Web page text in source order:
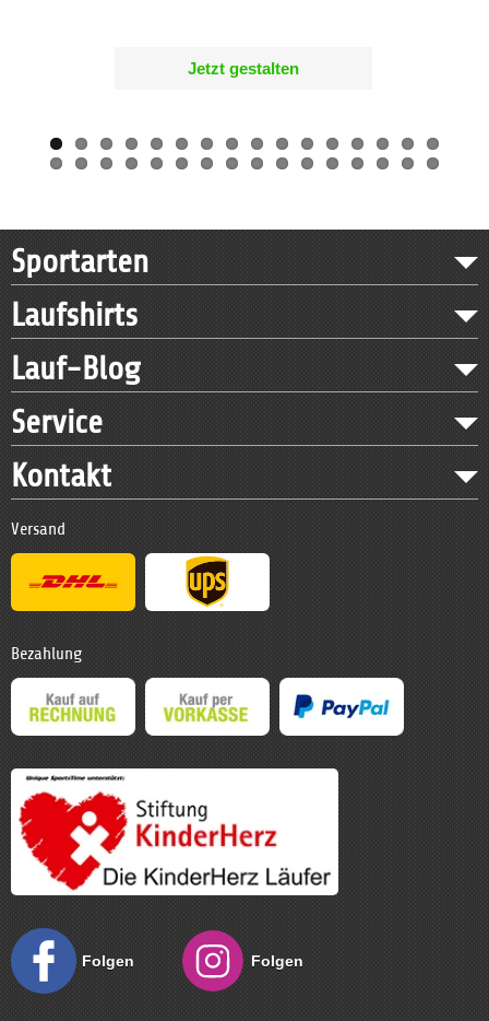
Jetzt gestalten
Sportarten
Laufshirts
Lauf-Blog
Service
Kontakt
Versand
Bezahlung
Folgen Folgen